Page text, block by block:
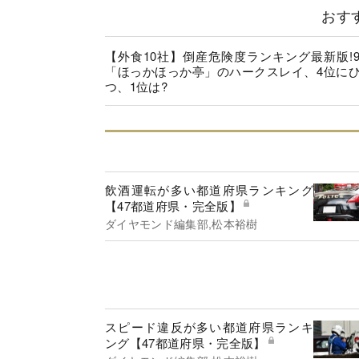
おす
【外食10社】倒産危険度ランキング最新版
「ほっかほっか亭」のハークスレイ、4位に
つ、1位は?
飲酒運転が多い都道府県ランキング
【47都道府県・完全版】
ダイヤモンド編集部,松本裕樹
スピード違反が多い都道府県ランキ
ング【47都道府県・完全版】